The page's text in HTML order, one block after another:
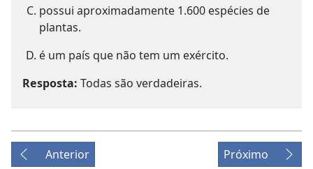
possui aproximadamente 1.600 espécies de
plantas.
é um país que não tem um exército.
Resposta: Todas são verdadeiras.
Anterior Próximo